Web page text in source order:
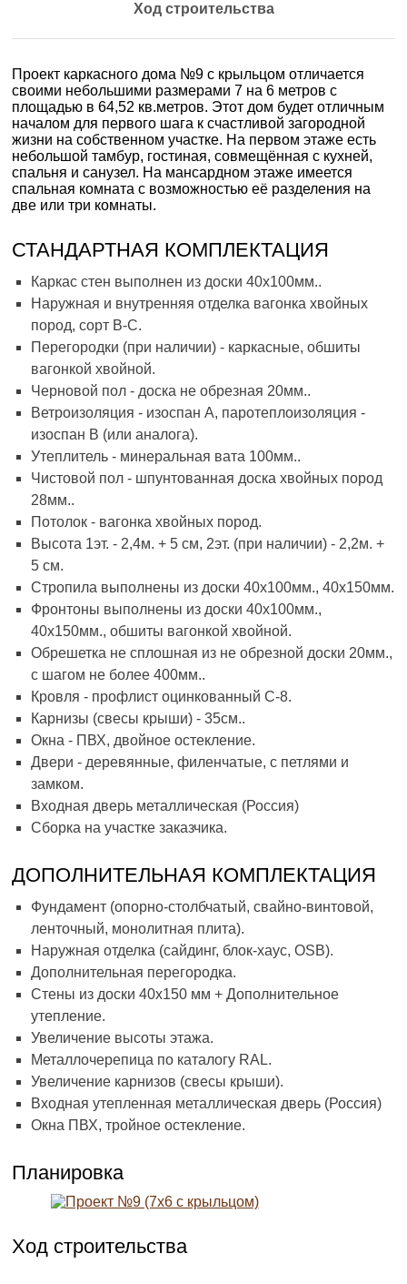
Ход строительства
Проект каркасного дома №9 с крыльцом отличается
своими небольшими размерами 7 на 6 метров с
площадью в 64,52 кв.метров. Этот дом будет отличным
началом для первого шага к счастливой загородной
жизни на собственном участке. На первом этаже есть
небольшой тамбур, гостиная, совмещённая с кухней,
спальня и санузел. На мансардном этаже имеется
спальная комната с возможностью её разделения на
две или три комнаты.
СТАНДАРТНАЯ КОМПЛЕКТАЦИЯ
Каркас стен выполнен из доски 40х100мм..
Наружная и внутренняя отделка вагонка хвойных
пород, сорт В-С.
Перегородки (при наличии) - каркасные, обшиты
вагонкой хвойной.
Черновой пол - доска не обрезная 20мм..
Ветроизоляция - изоспан А, паротеплоизоляция -
изоспан В (или аналога).
Утеплитель - минеральная вата 100мм..
Чистовой пол - шпунтованная доска хвойных пород
28мм..
Потолок - вагонка хвойных пород.
Высота 1эт. - 2,4м. + 5 см, 2эт. (при наличии) - 2,2м. +
5 см.
Стропила выполнены из доски 40х100мм., 40х150мм.
Фронтоны выполнены из доски 40х100мм.,
40х150мм., обшиты вагонкой хвойной.
Обрешетка не сплошная из не обрезной доски 20мм.,
с шагом не более 400мм..
Кровля - профлист оцинкованный С-8.
Карнизы (свесы крыши) - 35см..
Окна - ПВХ, двойное остекление.
Двери - деревянные, филенчатые, с петлями и
замком.
Входная дверь металлическая (Россия)
Сборка на участке заказчика.
ДОПОЛНИТЕЛЬНАЯ КОМПЛЕКТАЦИЯ
Фундамент (опорно-столбчатый, свайно-винтовой,
ленточный, монолитная плита).
Наружная отделка (сайдинг, блок-хаус, OSB).
Дополнительная перегородка.
Стены из доски 40х150 мм + Дополнительное
утепление.
Увеличение высоты этажа.
Металлочерепица по каталогу RAL.
Увеличение карнизов (свесы крыши).
Входная утепленная металлическая дверь (Россия)
Окна ПВХ, тройное остекление.
Планировка
Ход строительства